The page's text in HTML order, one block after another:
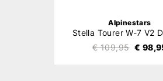
Alpinestars
Stella Tourer W-7 V2
€ 109,95 €